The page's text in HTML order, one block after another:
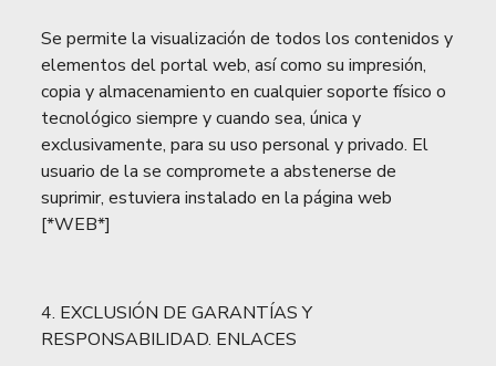
Se permite la visualización de todos los contenidos y
elementos del portal web, así como su impresión,
copia y almacenamiento en cualquier soporte físico o
tecnológico siempre y cuando sea, única y
exclusivamente, para su uso personal y privado. El
usuario de la se compromete a abstenerse de
suprimir, estuviera instalado en la página web
[*WEB*]
4. EXCLUSIÓN DE GARANTÍAS Y
RESPONSABILIDAD. ENLACES